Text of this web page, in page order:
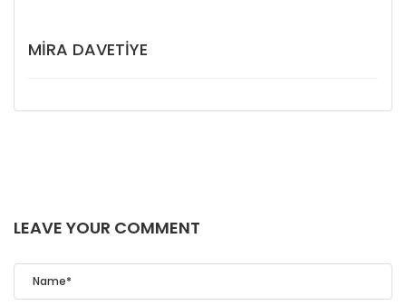
MIRA DAVETIYE
LEAVE YOUR COMMENT